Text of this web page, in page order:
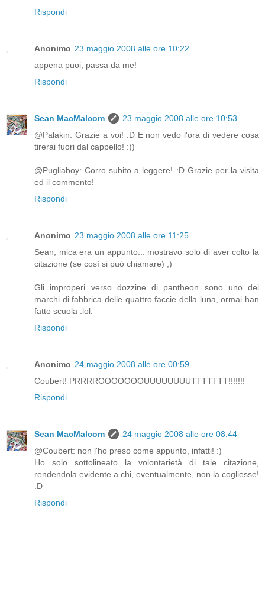
Rispondi
Anonimo 23 maggio 2008 alle ore 10:22
appena puoi, passa da me!
Rispondi
Sean MacMalcom
23 maggio 2008 alle ore 10:53
@Palakin: Grazie a voi! :D E non vedo l'ora di vedere cosa
tirerai fuori dal cappello! :))
@Pugliaboy: Corro subito a leggere! :D Grazie per la visita
ed il commento!
Rispondi
Anonimo 23 maggio 2008 alle ore 11:25
Sean, mica era un appunto... mostravo solo di aver colto la
citazione (se così si può chiamare) ;)
Gli improperi verso dozzine di pantheon sono uno dei
marchi di fabbrica delle quattro faccie della luna, ormai han
fatto scuola :lol:
Rispondi
Anonimo 24 maggio 2008 alle ore 00:59
Coubert! PRRRROOOOOOOUUUUUUUUTTTTTTT!!!!!!!
Rispondi
Sean MacMalcom
24 maggio 2008 alle ore 08:44
@Coubert: non l'ho preso come appunto, infatti! :)
Ho solo sottolineato la volontarietà di tale citazione,
rendendola evidente a chi, eventualmente, non la cogliesse!
:D
Rispondi